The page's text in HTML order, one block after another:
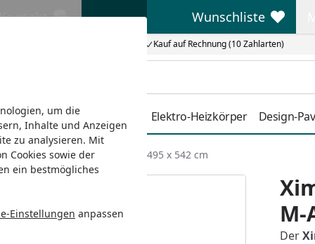
um die
Inhalte und Anzeigen
zu analysieren. Mit
Cookies sowie der
ein bestmögliches
Einstellungen anpassen
Kauf auf Rechnung (10 Zahlarten)
Wunschliste
Wunschliste
Duschkabinen Elektro-Heizkörper Design-
Typ 80 M-Ausführung 495 x 542 cm
M-
Der